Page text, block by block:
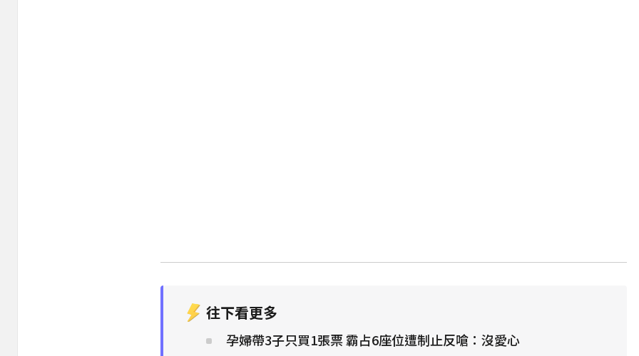
往下看更多
孕婦帶3子只買1張票 霸占6座位遭制止反嗆：沒愛心